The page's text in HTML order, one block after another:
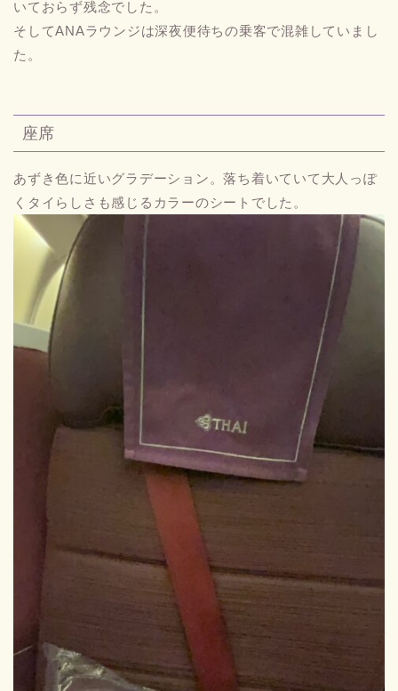
いておらず残念でした。
そしてANAラウンジは深夜便待ちの乗客で混雑していまし
た。
座席
あずき色に近いグラデーション。落ち着いていて大人っぽ
くタイらしさも感じるカラーのシートでした。